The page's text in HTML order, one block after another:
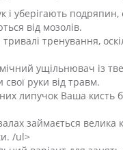
уберігають
від мозолів.
тренування,
ущільнювач із
руки від травм.
липучок Ваша кисть
займається
/ul>